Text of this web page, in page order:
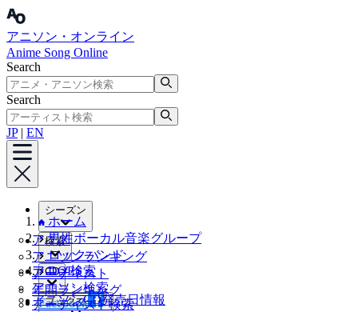
アニソン・オンライン
Anime Song Online
Search
Search
JP| EN
シーズン
アニメ
アニソンランキング
アーティスト
年間ランキング
検索
アニメ検索
アニソン検索
アーティスト検索
CD
アニソンCD発売日情報
ブックマーク
ホーム
男性ボーカル音楽グループ
ロックバンド
DOES
Facebook